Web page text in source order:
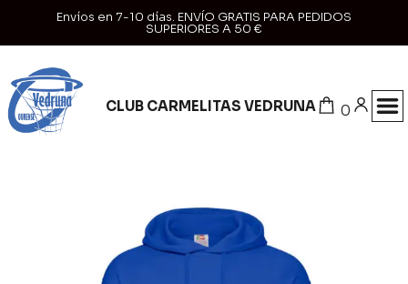
Envíos en 7-10 días. ENVÍO GRATIS PARA PEDIDOS
SUPERIORES A 50 €
CLUB CARMELITAS VEDRUNA 0